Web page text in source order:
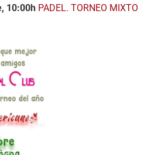
10:00h PADEL. TORNEO MIXTO